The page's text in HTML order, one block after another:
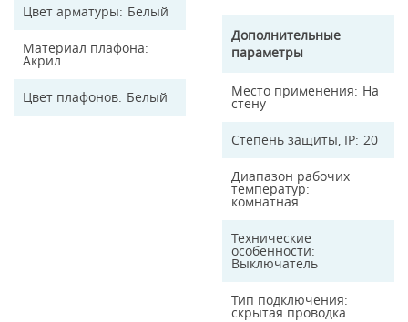
Цвет арматуры Белый
Материал плафона
Акрил
Цвет плафонов Белый
Дополнительные
параметры
Место применения На
стену
Степень защиты, IP 20
Диапазон рабочих
температур
комнатная
Технические
особенности
Выключатель
Тип подключения
скрытая проводка